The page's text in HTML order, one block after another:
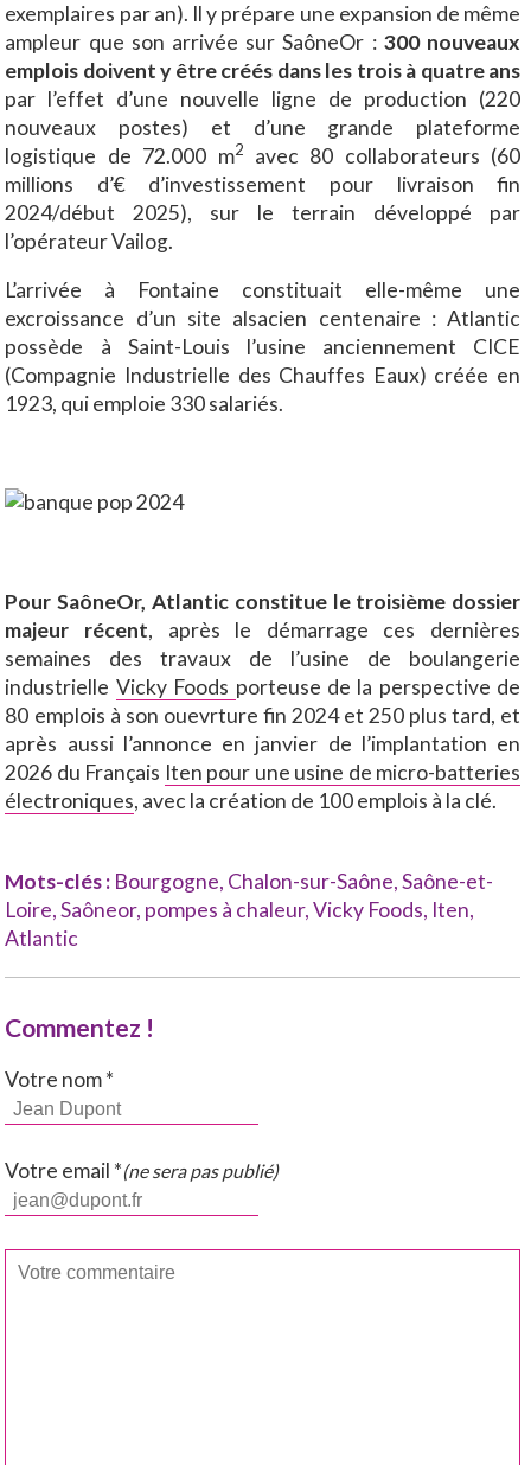
exemplaires par an). Il y prépare une expansion de même
ampleur que son arrivée sur SaôneOr : 300 nouveaux
emplois doivent y être créés dans les trois à quatre ans
par l’effet d’une nouvelle ligne de production (220
nouveaux postes) et d’une grande plateforme
logistique de 72.000 m2
avec 80 collaborateurs (60
millions d’€ d’investissement pour livraison fin
2024/début 2025), sur le terrain développé par
l’opérateur Vailog.
L’arrivée à Fontaine constituait elle-même une
excroissance d’un site alsacien centenaire : Atlantic
possède à Saint-Louis l’usine anciennement CICE
(Compagnie Industrielle des Chauffes Eaux) créée en
1923, qui emploie 330 salariés.
Pour SaôneOr, Atlantic constitue le troisième dossier
majeur récent, après le démarrage ces dernières
semaines des travaux de l’usine de boulangerie
industrielle Vicky Foods porteuse de la perspective de
80 emplois à son ouevrture fin 2024 et 250 plus tard, et
après aussi l’annonce en janvier de l’implantation en
2026 du Français Iten pour une usine de micro-batteries
électroniques, avec la création de 100 emplois à la clé.
Mots-clés : Bourgogne, Chalon-sur-Saône,Saône-et-
Loire,Saôneor, pompes à chaleur,Vicky Foods, Iten,
Atlantic
Commentez !
Votre nom *
Votre email *(ne sera pas publié)